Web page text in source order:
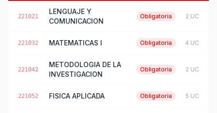
221021
LENGUAJE Y
COMUNICACION
Obligatoria 2 UC
221032 MATEMATICAS I Obligatoria 4 UC
221042
METODOLOGIA DE LA
INVESTIGACION
Obligatoria 2 UC
221052 FISICA APLICADA Obligatoria 5 UC